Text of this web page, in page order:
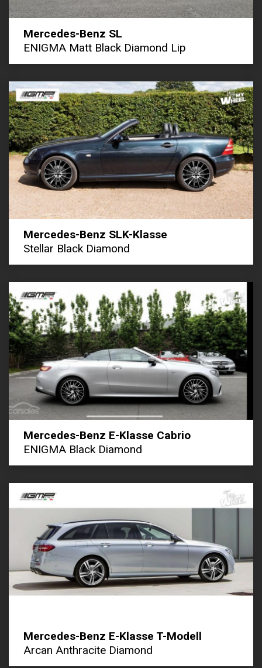
Mercedes-Benz SL
ENIGMA Matt Black Diamond Lip
Mercedes-Benz SLK-Klasse
Stellar Black Diamond
Mercedes-Benz E-Klasse Cabrio
ENIGMA Black Diamond
Mercedes-Benz E-Klasse T-Modell
Arcan Anthracite Diamond